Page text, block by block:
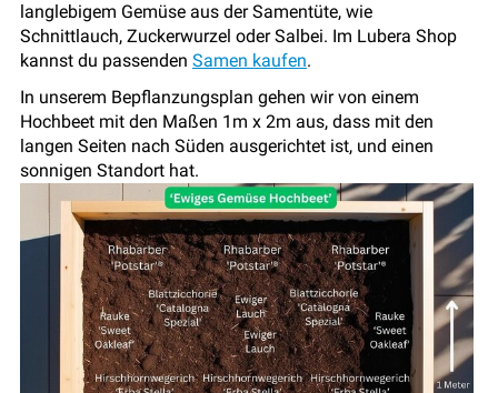
langlebigem Gemüse aus der Samentüte, wie
Schnittlauch, Zuckerwurzel oder Salbei. Im Lubera Shop
kannst du passenden Samen kaufen.
In unserem Bepflanzungsplan gehen wir von einem
Hochbeet mit den Maßen 1m x 2m aus, dass mit den
langen Seiten nach Süden ausgerichtet ist, und einen
sonnigen Standort hat.